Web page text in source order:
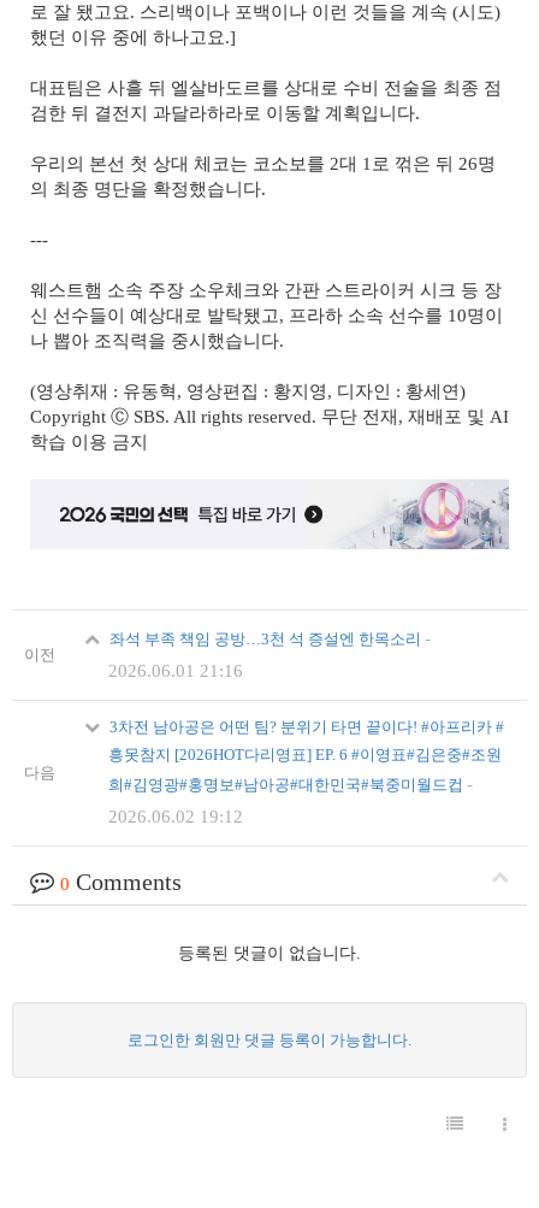
로 잘 됐고요. 스리백이나 포백이나 이런 것들을 계속 (시도)
했던 이유 중에 하나고요.]
대표팀은 사흘 뒤 엘살바도르를 상대로 수비 전술을 최종 점
검한 뒤 결전지 과달라하라로 이동할 계획입니다.
우리의 본선 첫 상대 체코는 코소보를 2대 1로 꺾은 뒤 26명
의 최종 명단을 확정했습니다.
---
웨스트햄 소속 주장 소우체크와 간판 스트라이커 시크 등 장
신 선수들이 예상대로 발탁됐고, 프라하 소속 선수를 10명이
나 뽑아 조직력을 중시했습니다.
(영상취재 : 유동혁, 영상편집 : 황지영, 디자인 : 황세연)
Copyright Ⓒ SBS. All rights reserved. 무단 전재, 재배포 및 AI
학습 이용 금지
이전
좌석 부족 책임 공방…3천 석 증설엔 한목소리 -
2026.06.01 21:16
다음
3차전 남아공은 어떤 팀? 분위기 타면 끝이다! #아프리카 #
흥못참지 [2026HOT다리영표] EP. 6 #이영표#김은중#조원
희#김영광#홍명보#남아공#대한민국#북중미월드컵 -
2026.06.02 19:12
0 Comments
등록된 댓글이 없습니다.
로그인한 회원만 댓글 등록이 가능합니다.